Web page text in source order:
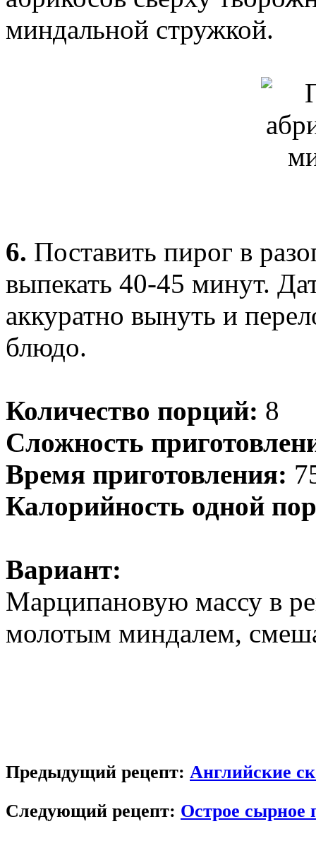
миндальной стружкой.
6. Поставить пирог в
выпекать 40-45 минут.
аккуратно вынуть и
блюдо.
Количество порций: 8
Сложность
Время приготовления:
Калорийность одной
Вариант:
Марципановую массу в
молотым миндалем,
Предыдущий рецепт: Английские
Следующий рецепт: Острое сырное